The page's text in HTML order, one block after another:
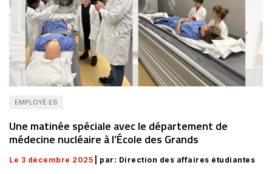
EMPLOYÉ·ES
Une matinée spéciale avec le département de
médecine nucléaire à l’École des Grands
Le 3 décembre 2025 | par: Direction des affaires étudiantes